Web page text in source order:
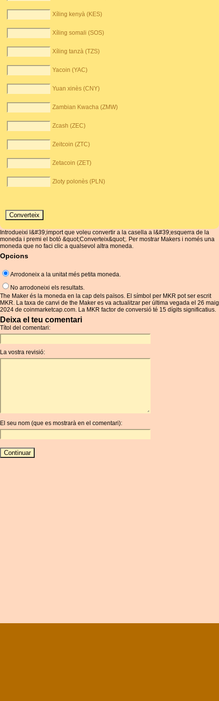
Xíling kenyà (KES)
Xíling somali (SOS)
Xíling tanzà (TZS)
Yacoin (YAC)
Yuan xinès (CNY)
Zambian Kwacha (ZMW)
Zcash (ZEC)
Zeitcoin (ZTC)
Zetacoin (ZET)
Zloty polonès (PLN)
Introdueixi l&#39;import que voleu convertir a la casella a l&#39;esquerra de la
moneda i premi el botó &quot;Converteix&quot;. Per mostrar Makers i només una
moneda que no faci clic a qualsevol altra moneda.
Opcions
Arrodoneix a la unitat més petita moneda.
No arrodoneixi els resultats.
The Maker és la moneda en la cap dels països. El símbol per MKR pot ser escrit
MKR. La taxa de canvi de the Maker es va actualitzar per última vegada el 26 maig
2024 de coinmarketcap.com. La MKR factor de conversió té 15 dígits significatius.
Deixa el teu comentari
Títol del comentari:
La vostra revisió:
El seu nom (que es mostrarà en el comentari):